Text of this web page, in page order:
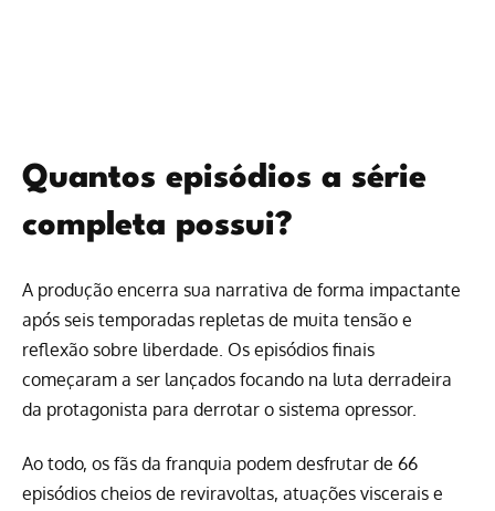
Quantos episódios a série
completa possui?
A produção encerra sua narrativa de forma impactante
após seis temporadas repletas de muita tensão e
reflexão sobre liberdade. Os episódios finais
começaram a ser lançados focando na luta derradeira
da protagonista para derrotar o sistema opressor.
Ao todo, os fãs da franquia podem desfrutar de 66
episódios cheios de reviravoltas, atuações viscerais e